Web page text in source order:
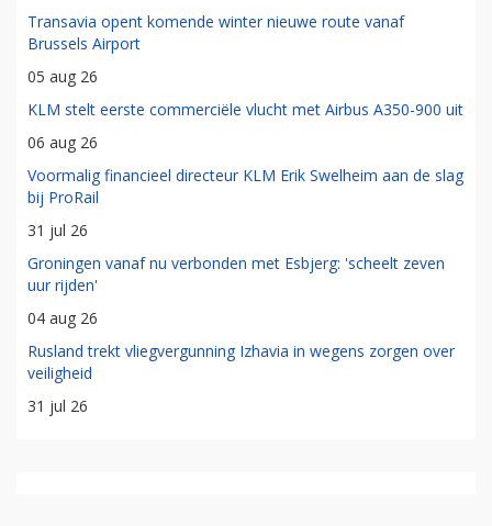
Transavia opent komende winter nieuwe route vanaf
Brussels Airport
05 aug 26
KLM stelt eerste commerciële vlucht met Airbus A350-900 uit
06 aug 26
Voormalig financieel directeur KLM Erik Swelheim aan de slag
bij ProRail
31 jul 26
Groningen vanaf nu verbonden met Esbjerg: 'scheelt zeven
uur rijden'
04 aug 26
Rusland trekt vliegvergunning Izhavia in wegens zorgen over
veiligheid
31 jul 26